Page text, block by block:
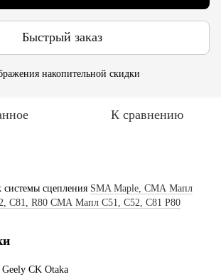
Быстрый заказ
накопительной скидки
К сравнению
системы сцепления SMA Maple, СМА Мапл
C81, R80 СМА Мапл С51, С52, С81 Р80
Geely CK Otaka